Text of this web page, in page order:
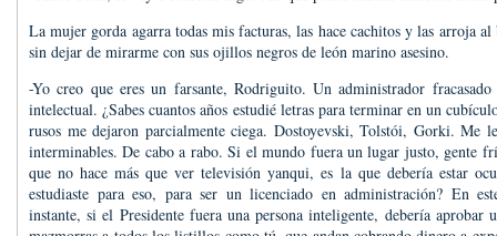
La mujer gorda agarra todas mis facturas, las hace cachitos y las arroja
sin dejar de mirarme con sus ojillos negros de león marino asesino.
-Yo creo que eres un farsante, Rodriguito. Un administrador fracasado
intelectual. ¿Sabes cuantos años estudié letras para terminar en un
rusos me dejaron parcialmente ciega. Dostoyevski, Tolstói, Gorki. Me
interminables. De cabo a rabo. Si el mundo fuera un lugar justo, gente
que no hace más que ver televisión yanqui, es la que debería estar
estudiaste para eso, para ser un licenciado en administración? En
instante, si el Presidente fuera una persona inteligente, debería aprobar